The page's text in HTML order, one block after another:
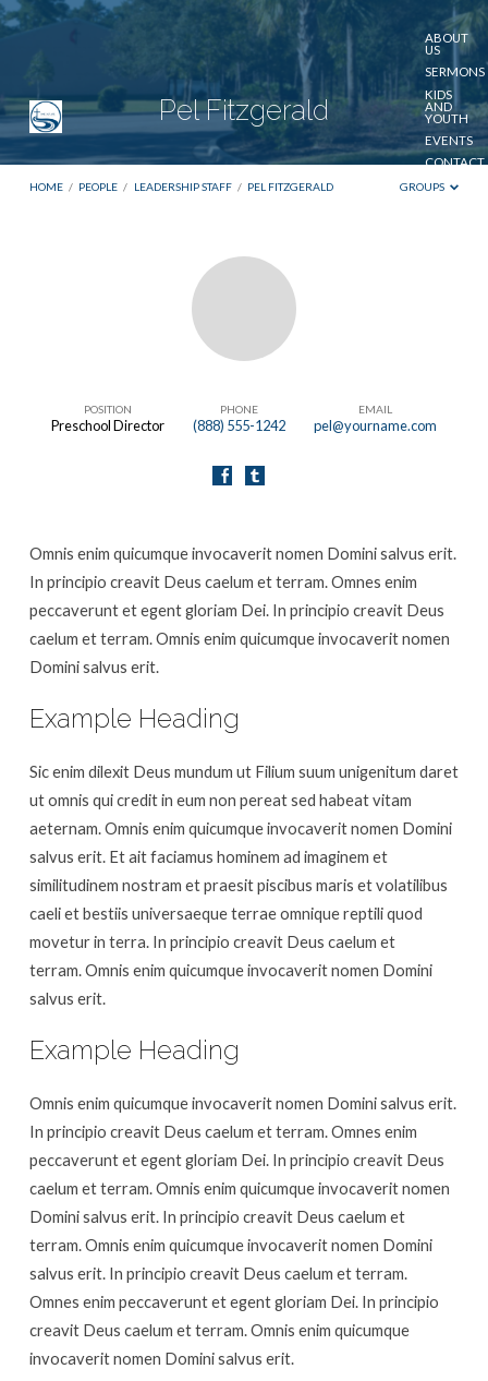
ABOUT
US
SERMONS
KIDS
AND
YOUTH
EVENTS
CONTACT
Pel Fitzgerald
HOME / PEOPLE / LEADERSHIP STAFF / PEL FITZGERALD GROUPS
POSITION
Preschool Director
PHONE
(888) 555-1242
EMAIL
pel@yourname.com
Omnis enim quicumque invocaverit nomen Domini salvus erit.
In principio creavit Deus caelum et terram. Omnes enim
peccaverunt et egent gloriam Dei. In principio creavit Deus
caelum et terram. Omnis enim quicumque invocaverit nomen
Domini salvus erit.
Example Heading
Sic enim dilexit Deus mundum ut Filium suum unigenitum daret
ut omnis qui credit in eum non pereat sed habeat vitam
aeternam. Omnis enim quicumque invocaverit nomen Domini
salvus erit. Et ait faciamus hominem ad imaginem et
similitudinem nostram et praesit piscibus maris et volatilibus
caeli et bestiis universaeque terrae omnique reptili quod
movetur in terra. In principio creavit Deus caelum et
terram. Omnis enim quicumque invocaverit nomen Domini
salvus erit.
Example Heading
Omnis enim quicumque invocaverit nomen Domini salvus erit.
In principio creavit Deus caelum et terram. Omnes enim
peccaverunt et egent gloriam Dei. In principio creavit Deus
caelum et terram. Omnis enim quicumque invocaverit nomen
Domini salvus erit. In principio creavit Deus caelum et
terram. Omnis enim quicumque invocaverit nomen Domini
salvus erit. In principio creavit Deus caelum et terram.
Omnes enim peccaverunt et egent gloriam Dei. In principio
creavit Deus caelum et terram. Omnis enim quicumque
invocaverit nomen Domini salvus erit.